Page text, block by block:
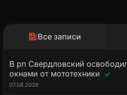
Все записи
В рп Свердловский
окнами от мототехники
07.08.2026